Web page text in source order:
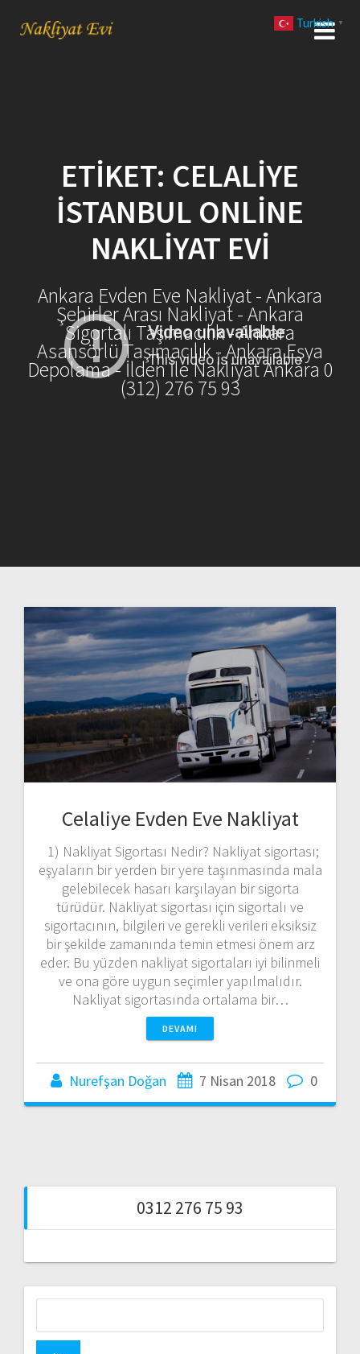
ETIKET: CELALIYE
İSTANBUL ONLINE
NAKLIYAT EVI
Ankara Evden Eve Nakliyat - Ankara
Şehirler Arası Nakliyat - Ankara
Sigortalı Taşımacılık - Ankara
Asansörlü Taşımacılık - Ankara Eşya
Depolama - İlden İle Nakliyat Ankara 0
(312) 276 75 93
Celaliye Evden Eve Nakliyat
1) Nakliyat Sigortası Nedir? Nakliyat sigortası;
eşyaların bir yerden bir yere taşınmasında mala
gelebilecek hasarı karşılayan bir sigorta
türüdür. Nakliyat sigortası için sigortalı ve
sigortacının, bilgileri ve gerekli verileri eksiksiz
bir şekilde zamanında temin etmesi önem arz
eder. Bu yüzden nakliyat sigortaları iyi bilinmeli
ve ona göre uygun seçimler yapılmalıdır.
Nakliyat sigortasında ortalama bir…
DEVAMI
Nurefşan Doğan 7 Nisan 2018 0
0312 276 75 93
Turkish ▼